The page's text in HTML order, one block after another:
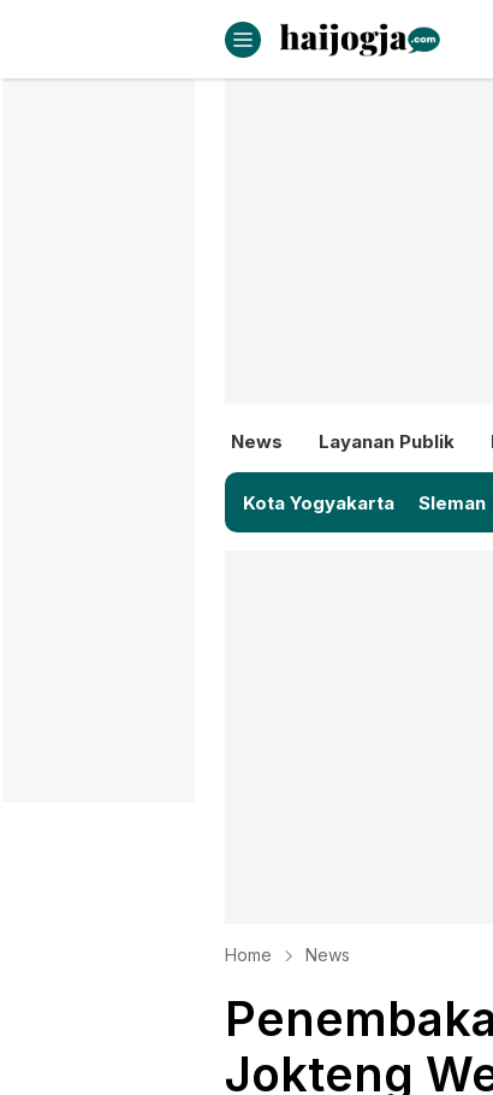
haijogja.com
Berita Jogja Terbaru
News Layanan Publik
Kota Yogyakarta Sleman
Home News
Jokteng